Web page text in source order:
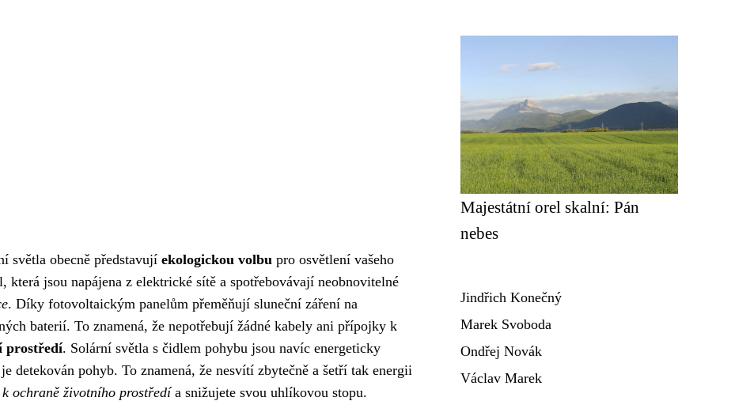
světla obecně představují ekologickou volbu pro osvětlení vašeho
jsou napájena z elektrické sítě a spotřebovávají neobnovitelné
. Díky fotovoltaickým panelům přeměňují sluneční záření na
baterií. To znamená, že nepotřebují žádné kabely ani přípojky k
prostředí. Solární světla s čidlem pohybu jsou navíc energeticky
detekován pohyb. To znamená, že nesvítí zbytečně a šetří tak energii
ochraně životního prostředía snižujete svou uhlíkovou stopu.
Majestátní orel skalní: Pán
nebes
Jindřich Konečný
Marek Svoboda
Ondřej Novák
Václav Marek